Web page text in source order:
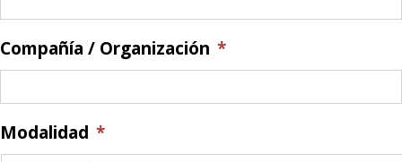
Compañía / Organización *
Modalidad *